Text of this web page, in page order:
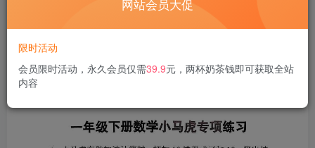
网站会员大促
限时活动
会员限时活动，永久会员仅需39.9元，两杯奶茶钱即可获取全站
内容